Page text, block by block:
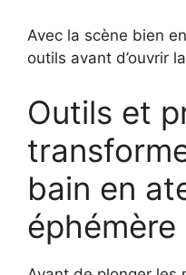
Avec la scène bien
outils avant d’ouvrir
Outils et
bain en
éphémère